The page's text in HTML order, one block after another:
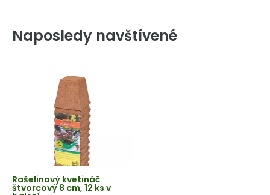
Naposledy navštívené
Rašelinový kvetináč
štvorcový 8 cm, 12 ks v